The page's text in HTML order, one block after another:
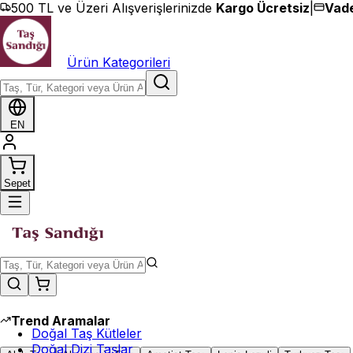
İçeriğe geç
500 TL ve Üzeri Alışverişlerinizde Kargo Ücretsiz
Ürün Kategorileri
EN
Sepet
Trend Aramalar
Doğal Taş Kütleler
Doğal Dizi Taşlar